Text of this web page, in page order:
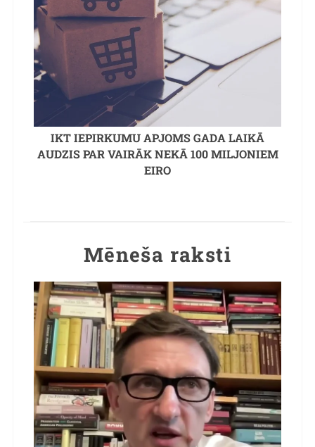
IKT IEPIRKUMU APJOMS GADA LAIKĀ
AUDZIS PAR VAIRĀK NEKĀ 100 MILJONIEM
EIRO
Mēneša raksti